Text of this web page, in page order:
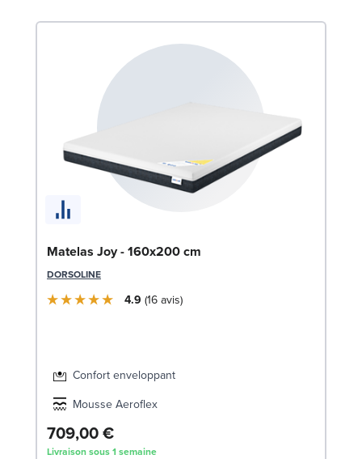
Matelas Joy - 160x200 cm
DORSOLINE
4.9 16 avis
Confort enveloppant
Mousse Aeroflex
709,00 €
Livraison sous 1 semaine